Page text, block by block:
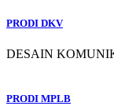
PRODI DKV
DESAIN
PRODI MPLB